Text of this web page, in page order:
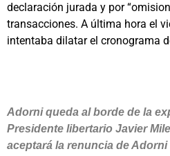
declaración jurada y por
transacciones. A última hora el
intentaba dilatar el cronograma
Adorni queda al borde de la
Presidente libertario Javier
aceptará la renuncia de